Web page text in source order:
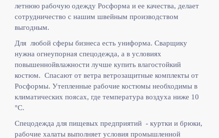
летнюю рабочую одежду Росформа и ее качества, делает
сотрудничество с нашим швейным производством
выгодным.
Для любой сферы бизнеса есть униформа. Сварщику
нужна огнеупорная спецодежда, а в условиях
повышеннойвлажности лучше купить влагостойкий
костюм. Спасают от ветра ветрозащитные комплекты от
Росформы. Утепленные рабочие костюмы необходимы в
климатических поясах, где температура воздуха ниже 10
°C.
Спецодежда для пищевых предприятий - куртки и брюки,
рабочие халаты выполняет условия промышленной